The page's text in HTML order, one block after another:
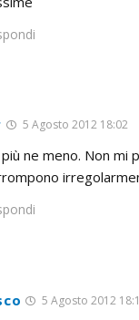
5 Agosto 2012 18:02
ne meno. Non mi
5 Agosto 2012